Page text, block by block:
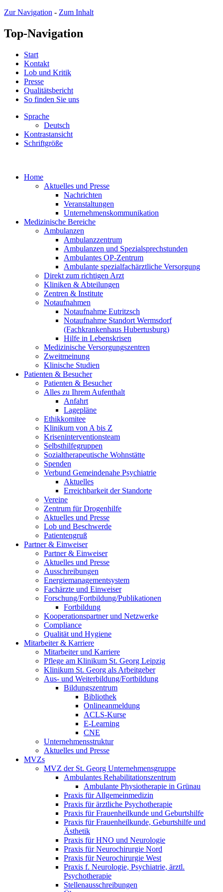
Zur Navigation - Zum Inhalt
Top-Navigation
Start
Kontakt
Lob und Kritik
Presse
Qualitätsbericht
So finden Sie uns
Sprache
Deutsch
Kontrastansicht
Schriftgröße
Home
Aktuelles und Presse
Nachrichten
Veranstaltungen
Unternehmenskommunikation
Medizinische Bereiche
Ambulanzen
Ambulanzzentrum
Ambulanzen und Spezialsprechstunden
Ambulantes OP-Zentrum
Ambulante spezialfachärztliche Versorgung
Direkt zum richtigen Arzt
Kliniken & Abteilungen
Zentren & Institute
Notaufnahmen
Notaufnahme Eutritzsch
Notaufnahme Standort Wermsdorf
(Fachkrankenhaus Hubertusburg)
Hilfe in Lebenskrisen
Medizinische Versorgungszentren
Zweitmeinung
Klinische Studien
Patienten & Besucher
Patienten & Besucher
Alles zu Ihrem Aufenthalt
Anfahrt
Lagepläne
Ethikkomitee
Klinikum von A bis Z
Kriseninterventionsteam
Selbsthilfegruppen
Sozialtherapeutische Wohnstätte
Spenden
Verbund Gemeindenahe Psychiatrie
Aktuelles
Erreichbarkeit der Standorte
Vereine
Zentrum für Drogenhilfe
Aktuelles und Presse
Lob und Beschwerde
Patientengruß
Partner & Einweiser
Partner & Einweiser
Aktuelles und Presse
Ausschreibungen
Energiemanagementsystem
Fachärzte und Einweiser
Forschung/Fortbildung/Publikationen
Fortbildung
Kooperationspartner und Netzwerke
Compliance
Qualität und Hygiene
Mitarbeiter & Karriere
Mitarbeiter und Karriere
Pflege am Klinikum St. Georg Leipzig
Klinikum St. Georg als Arbeitgeber
Aus- und Weiterbildung/Fortbildung
Bildungszentrum
Bibliothek
Onlineanmeldung
ACLS-Kurse
E-Learning
CNE
Unternehmensstruktur
Aktuelles und Presse
MVZs
MVZ der St. Georg Unternehmensgruppe
Ambulantes Rehabilitationszentrum
Ambulante Physiotherapie in Grünau
Praxis für Allgemeinmedizin
Praxis für ärztliche Psychotherapie
Praxis für Frauenheilkunde und Geburtshilfe
Praxis für Frauenheilkunde, Geburtshilfe und
Ästhetik
Praxis für HNO und Neurologie
Praxis für Neurochirurgie Nord
Praxis für Neurochirurgie West
Praxis f. Neurologie, Psychiatrie, ärztl.
Psychotherapie
Stellenausschreibungen